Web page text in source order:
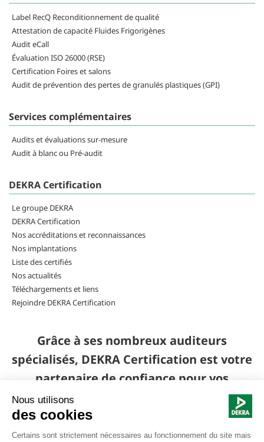
Label RecQ Reconditionnement de qualité
Attestation de capacité Fluides Frigorigènes
Audit eCall
Évaluation ISO 26000 (RSE)
Certification Foires et salons
Audit de prévention des pertes de granulés plastiques (GPI)
Services complémentaires
Audits et évaluations sur-mesure
Audit à blanc ou Pré-audit
DEKRA Certification
Le groupe DEKRA
DEKRA Certification
Nos accréditations et reconnaissances
Nos implantations
Liste des certifiés
Nos actualités
Téléchargements et liens
Rejoindre DEKRA Certification
Grâce à ses nombreux auditeurs
spécialisés, DEKRA Certification est votre
partenaire de confiance pour vos
certifications, audits et évaluations